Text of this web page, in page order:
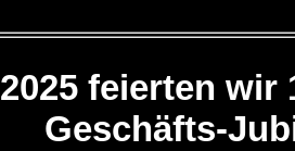
2025 feierten wir
Geschäfts-